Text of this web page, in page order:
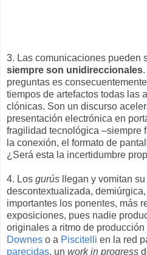
3. Las comunicaciones pueden
siempre son unidireccionales
preguntas es
tiempos de artefactos todas las
clónicas. Son un discurso
presentación electrónica en
fragilidad tecnológica –siempre
la conexión, el formato de
¿Será esta la incertidumbre
4. Los gurús
llegan y vomitan
descontextualizada,
importantes los ponentes, más
exposiciones, pues nadie
originales a ritmo de
Downes o a Piscitelli en la red
parecidas, un work in progress